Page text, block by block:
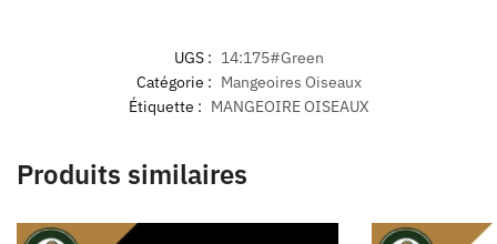
UGS : 14:175#Green
Catégorie : Mangeoires Oiseaux
Étiquette : MANGEOIRE OISEAUX
Produits similaires